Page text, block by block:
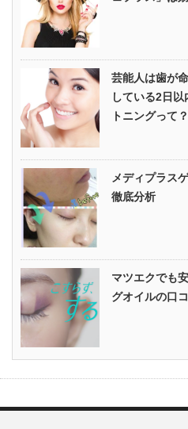
芸能人は歯が
している2日
トニングって？
メディプラス
徹底分析
マツエクでも
グオイルの口